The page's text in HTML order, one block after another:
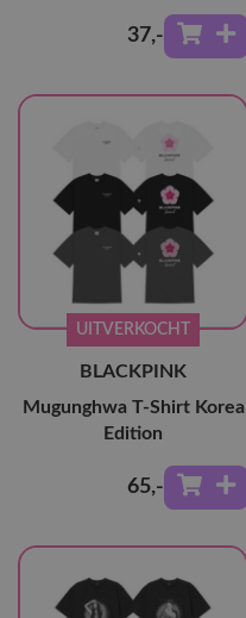
37,-
UITVERKOCHT
BLACKPINK
Mugunghwa T-Shirt Korea
Edition
65,-